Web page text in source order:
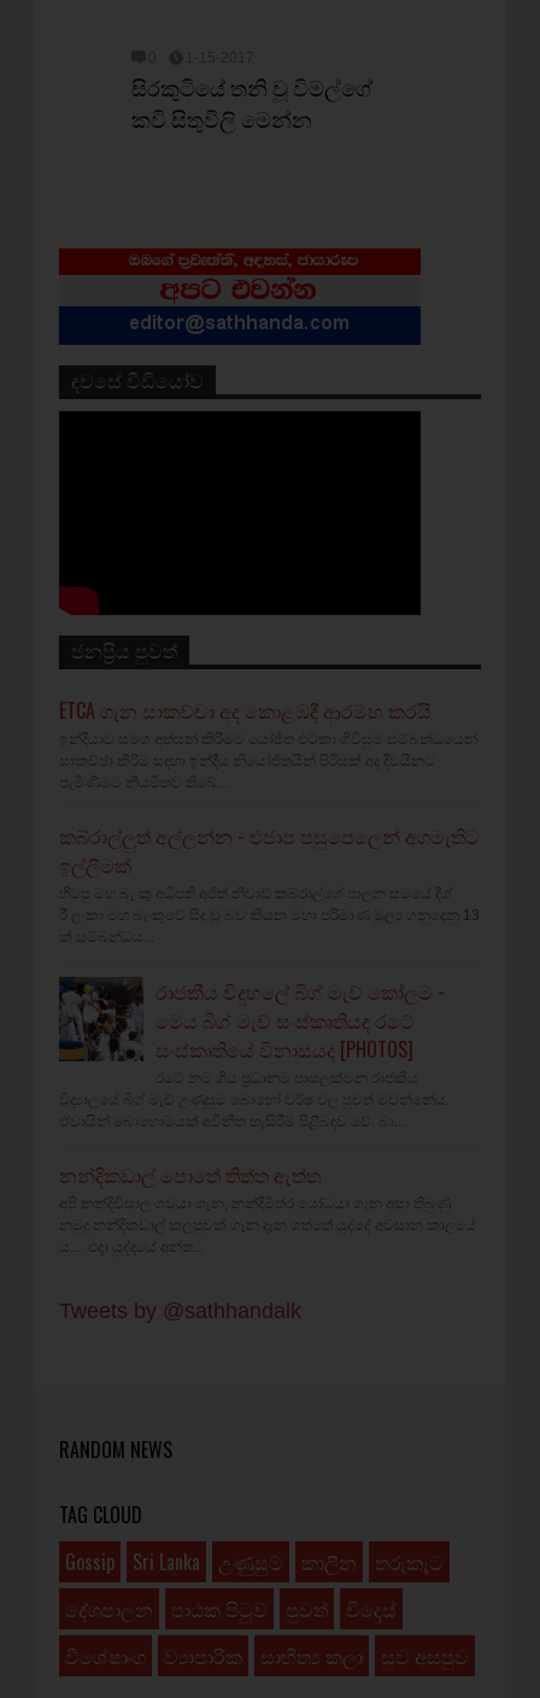
සිරකුටියේ තනි වූ විමල්ගේ
කවි සිතුවිලි මෙන්න
දවසේ වීඩියෝව
ජනප්‍රිය පුවත්
ETCA ගැන සාකච්චා අද කොළඹදී ආරම්භ කරයි
ඉන්දියාව සමග අත්සන් කිරීමට යෝජිත එට්කා ගිවිසුම සම්බන්ධයෙන්
සාකච්ඡා කිරීම සඳහා ඉන්දීය නියෝජිතයින් පිරිසක් අද දිවයිනට
පැමිණීමට නියමිතව තිබේ...
කබ්රාල්ලුත් අල්ලන්න - එජාප පසුපෙලෙන් අගමැතිට
ඉල්ලීමක්
හිටපු මහ බැංකු අධිපති අජිත් නිවාඩ් කබ්රාල්ගේ පාලන සමයේ දීශ්‍
රී ලංකා මහ බැංකුවේ සිදු වූ බව කියන මහා පරිමාණ මූල්‍ය ගනුදෙනු 13
ක් සම්බන්ධය...
රාජකීය විදුහලේ බිග් මැච් කෝලම -
මෙය බිග් මැච් සංස්කෘතියද රටේ
සංස්කෘතියේ විනාසයද [PHOTOS]
රටේ නම ගිය ප්‍රධානම පාසලක්වන රාජකීය
විද්‍යාලයේ බිග් මැච් උණුසුම බොහෝ වර්ෂ වල පුවත් මවන්නේය.
ඒවායින් බොහොමයක් අවිනීත හැසිරීම් පිළිබඳව වේ. බා...
නන්දිකඩාල් පොතේ තිත්ත ඇත්ත
අපි නන්දිවිසාල ගවයා ගැන, නන්දිමිත්ර යෝධයා ගැන අසා තිබුණු
නමුදු නන්දිකඩාල් කලපුවක් ගැන දැන ගත්තේ යුද්දේ අවසාන කාලයේ
ය.... එදා යුද්දයේ අන්ත...
Tweets by @sathhandalk
RANDOM NEWS
TAG CLOUD
Gossip
Sri Lanka උණුසුම් කාලීන
තරුකැට
දේශපාලන
පාඨක පිටුව පුවත්
විදෙස්
විශේෂාංග
ව්‍යාපාරික සාහිත්‍ය කලා සුව අසපුව